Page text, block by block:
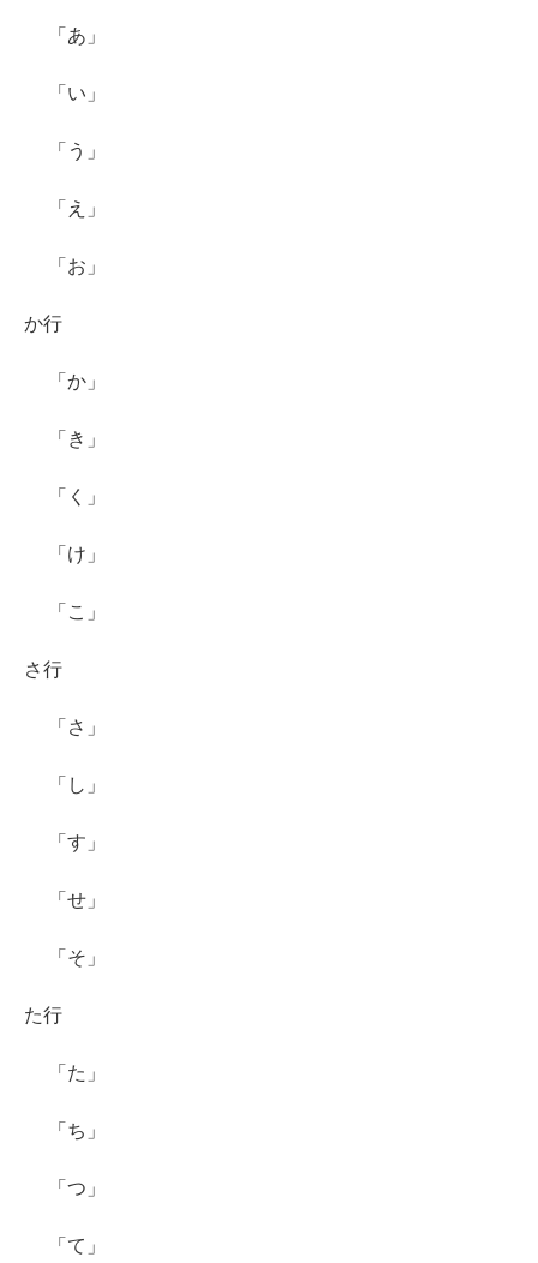
「あ」
「い」
「う」
「え」
「お」
か行
「か」
「き」
「く」
「け」
「こ」
さ行
「さ」
「し」
「す」
「せ」
「そ」
た行
「た」
「ち」
「つ」
「て」